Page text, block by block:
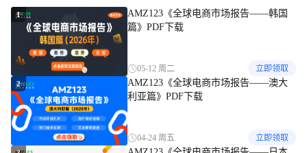
1
AMZ123《全球电商市场报告——韩国
篇》PDF下载
05-12 周二 立即领取
2
AMZ123《全球电商市场报告——澳大
利亚篇》PDF下载
04-24 周五 立即领取